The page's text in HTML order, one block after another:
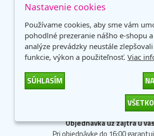
Dopravné ZADARMO.
Neplaťte drahým
Dopravné zadarmo od 59 €.
Objednávka už zajtra u
Nastavenie cookies
Používame cookies, aby sme vám
pohodlné prezeranie nášho e-shopu
analýze prevádzky neustále
funkcie, výkon a použiteľnosť. Viac
SÚHLASÍM